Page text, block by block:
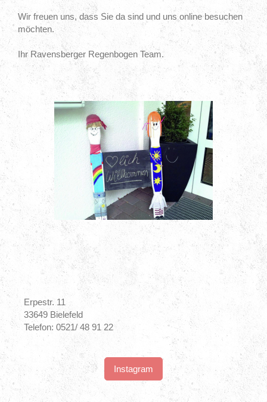
Wir freuen uns, dass Sie da sind und uns online besuchen
möchten.
Ihr Ravensberger Regenbogen Team.
Erpestr. 11
33649 Bielefeld
Telefon: 0521/ 48 91 22
Instagram